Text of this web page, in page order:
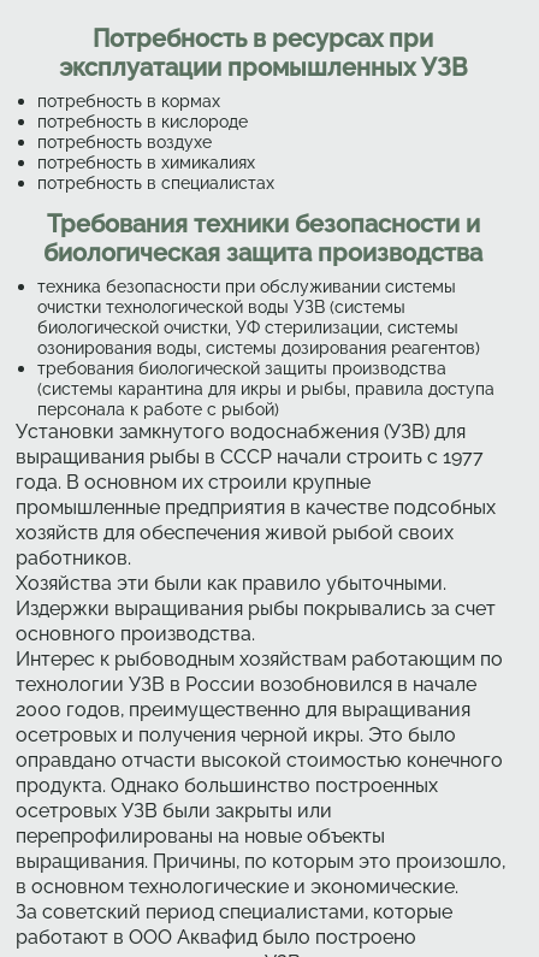
Потребность в ресурсах при
эксплуатации промышленных УЗВ
потребность в кормах
потребность в кислороде
потребность воздухе
потребность в химикалиях
потребность в специалистах
Требования техники безопасности и
биологическая защита производства
техника безопасности при обслуживании системы
очистки технологической воды УЗВ (системы
биологической очистки, УФ стерилизации, системы
озонирования воды, системы дозирования реагентов)
требования биологической защиты производства
(системы карантина для икры и рыбы, правила доступа
персонала к работе с рыбой)
Установки замкнутого водоснабжения (УЗВ) для
выращивания рыбы в СССР начали строить с 1977
года. В основном их строили крупные
промышленные предприятия в качестве подсобных
хозяйств для обеспечения живой рыбой своих
работников.
Хозяйства эти были как правило убыточными.
Издержки выращивания рыбы покрывались за счет
основного производства.
Интерес к рыбоводным хозяйствам работающим по
технологии УЗВ в России возобновился в начале
2000 годов, преимущественно для выращивания
осетровых и получения черной икры. Это было
оправдано отчасти высокой стоимостью конечного
продукта. Однако большинство построенных
осетровых УЗВ были закрыты или
перепрофилированы на новые объекты
выращивания. Причины, по которым это произошло,
в основном технологические и экономические.
За советский период специалистами, которые
работают в ООО Аквафид было построено